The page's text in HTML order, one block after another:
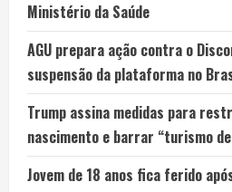
Ministério da Saúde
AGU prepara ação contra o
suspensão da plataforma no
Trump assina medidas para
nascimento e barrar “turismo
Jovem de 18 anos fica ferido